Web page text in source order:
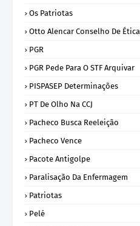
Os Patriotas
Otto Alencar Conselho De Ética
PGR
PGR Pede Para O STF Arquivar
PISPASEP Determinações
PT De Olho Na CCJ
Pacheco Busca Reeleição
Pacheco Vence
Pacote Antigolpe
Paralisação Da Enfermagem
Patriotas
Pelé